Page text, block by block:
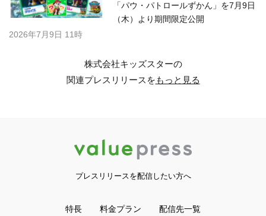
「パウ・パトロールずかん」を7月9日
（木）より期間限定公開
2026年7月9日 11時
株式会社キッズスターの
関連プレスリリースをもっと見る
プレスリリースを配信したい方へ
特長 料金プラン 配信先一覧